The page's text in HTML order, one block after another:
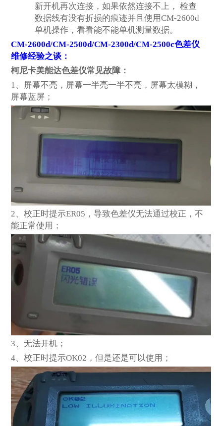
新开机再次连接，如果依然连接不上， 检查
数据线有没有折损的痕迹并且使用CM-2600d
单机操作，看看能不能单机测量数据。
CM-2600d/CM-2500d/CM-2300d/CM-2500c色差仪
维修经验之谈：
柯尼卡美能达色差仪常见故障：
1、屏幕不亮，屏幕一半亮一半不亮，屏幕太模糊，
屏幕蓝屏；
2、校正时提示ER05，导致色差仪无法通过校正，不
能正常使用；
3 、无法开机；
4 、校正时提示OK02，但是还是可以使用；